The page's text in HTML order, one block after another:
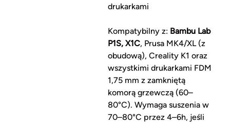
drukarkami
Kompatybilny z: Bambu Lab
P1S, X1C, Prusa MK4/XL (z
obudową), Creality K1 oraz
wszystkimi drukarkami FDM
1,75 mm z zamkniętą
komorą grzewczą (60–
80°C). Wymaga suszenia w
70–80°C przez 4–6h, jeśli